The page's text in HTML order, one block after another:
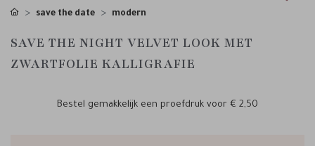
save the date modern
SAVE THE NIGHT VELVET LOOK MET
ZWARTFOLIE KALLIGRAFIE
Bestel gemakkelijk een proefdruk voor € 2,50